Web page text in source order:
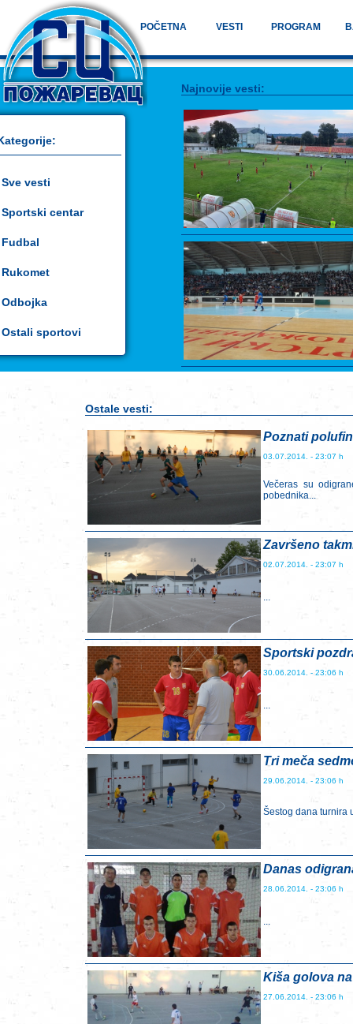
POČETNA VESTI PROGRAM
Sve vesti
Sportski centar
Fudbal
Rukomet
Odbojka
Ostali sportovi
Najnovije vesti:
Ostale vesti:
Poznati
03.07.2014. - 23:07 h
Večeras su
pobednika...
Završeno
02.07.2014. - 23:07 h
Sportski
30.06.2014. - 23:06 h
Tri meča
29.06.2014. - 23:06 h
Šestog dana turnira
Danas
28.06.2014. - 23:06 h
Kiša golova
27.06.2014. - 23:06 h